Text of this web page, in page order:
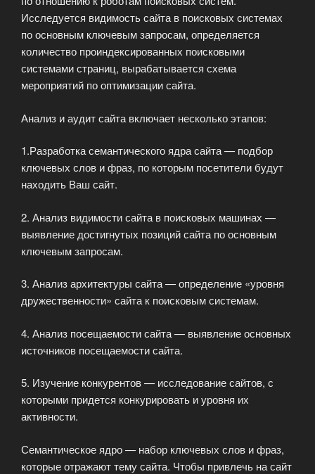
Исследуется видимость сайта в поисковых системах
по основным ключевым запросам, определяется
количество проиндексированных поисковыми
системами страниц, вырабатывается схема
мероприятий по оптимизации сайта.
Анализ и аудит сайта включает несколько этапов:
1.Разработка семантического ядра сайта — подбор
ключевых слов и фраз, по которым посетители будут
находить Ваш сайт.
2. Анализ видимости сайта в поисковых машинах —
выявление достигнутых позиций сайта по основным
ключевым запросам.
3. Анализ архитектуры сайта — определение «уровня
дружественности» сайта к поисковым системам.
4. Анализ посещаемости сайта — выявление основных
источников посещаемости сайта.
5. Изучение конкурентов — исследование сайтов, с
которыми придется конкурировать и уровня их
активности.
Семантическое ядро — набор ключевых слов и фраз,
которые отражают тему сайта. Чтобы привлечь на сайт